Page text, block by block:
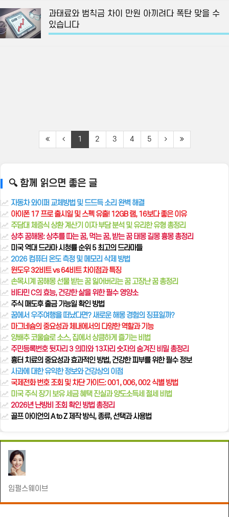
과태료와 범칙금 차이 만원 아끼려다 폭탄 맞을 수
있습니다
1 2 3 4 5
🔍 함께 읽으면 좋은 글
자동차 와이퍼 교체방법 및 드드득 소리 완벽 해결
아이폰 17 프로 출시일 및 스펙 유출! 12GB 램, 16보다 좋은 이유
주담대 체증식 상환 계산기 이자 부담 분석 및 유리한 유형 총정리
상추 꿈해몽: 상추를 따는 꿈, 먹는 꿈, 받는 꿈 태몽 길몽 흉몽 총정리
미국 역대 드라마 시청률 순위 5 최고의 드라마들
2026 컴퓨터 온도 측정 및 메모리 삭제 방법
윈도우 32비트 vs 64비트 차이점과 특징
손목시계 꿈해몽 선물 받는 꿈 잃어버리는 꿈 고장난 꿈 총정리
비타민 C의 효능, 건강한 삶을 위한 필수 영양소
주식 매도후 출금 가능일 확인 방법
꿈에서 우주여행을 떠났다면? 새로운 해몽 경험의 징표일까?
마그네슘의 중요성과 체내에서의 다양한 역할과 기능
양배추 코울슬로 소스, 집에서 상큼하게 즐기는 비법
주민등록번호 뒷자리 3 의미와 13자리 숫자의 숨겨진 비밀 총정리
흉터 치료의 중요성과 효과적인 방법, 건강한 피부를 위한 필수 정보
사과에 대한 유익한 정보와 건강상의 이점
국제전화 번호 조회 및 차단 가이드: 001, 006, 002 식별 방법
미국 주식 장기 보유 세금 혜택 진실과 양도소득세 절세 비법
2026년 난방비 조회 확인 방법 총정리
골프 아이언의 A to Z 제작 방식, 종류, 선택과 사용법
임펄스웨이브